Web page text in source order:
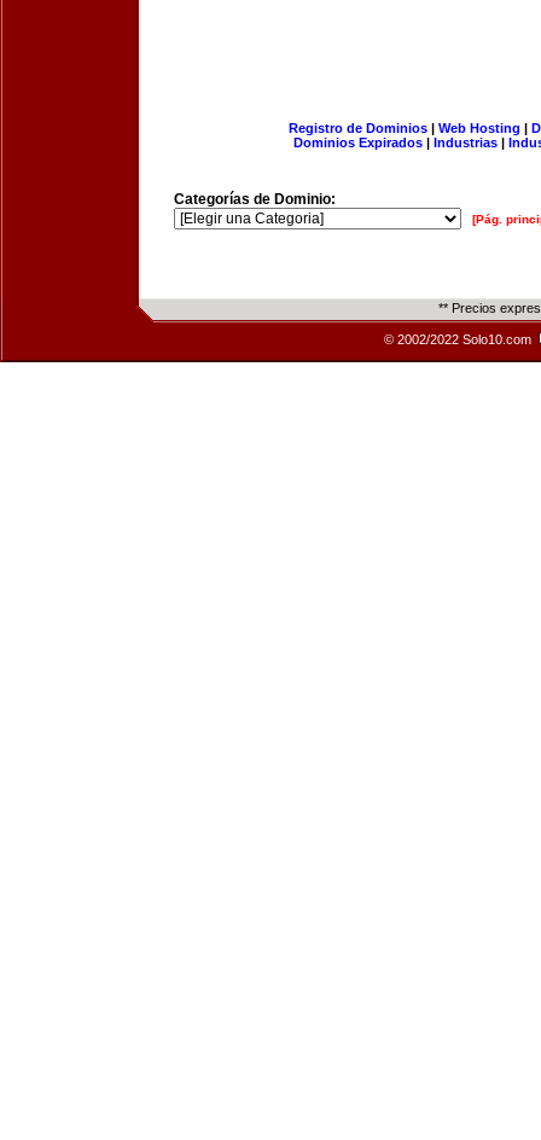
Registro de Dominios| Web Hosting |
Dominios Expirados | Industrias |
Categorías de Dominio:
[Pág.
** Precios
© 2002/2022 Solo10.com